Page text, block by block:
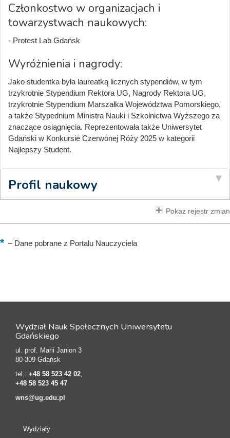
Członkostwo w organizacjach i
towarzystwach naukowych:
- Protest Lab Gdańsk
Wyróżnienia i nagrody:
Jako studentka była laureatką licznych stypendiów, w tym
trzykrotnie Stypendium Rektora UG, Nagrody Rektora UG,
trzykrotnie Stypendium Marszałka Województwa Pomorskiego,
a także Stypednium Ministra Nauki i Szkolnictwa Wyższego za
znaczące osiągnięcia. Reprezentowała także Uniwersytet
Gdański w Konkursie Czerwonej Róży 2025 w kategorii
Najlepszy Student.
Profil naukowy
Pokaż rejestr zmian
–Dane pobrane z Portalu Nauczyciela
Wydział Nauk Społecznych Uniwersytetu
Gdańskiego
ul. prof. Marii Janion 3
80-309 Gdańsk
tel.: +48 58 523 42 02,
+48 58 523 45 47
wns@ug.edu.pl
Wydziały